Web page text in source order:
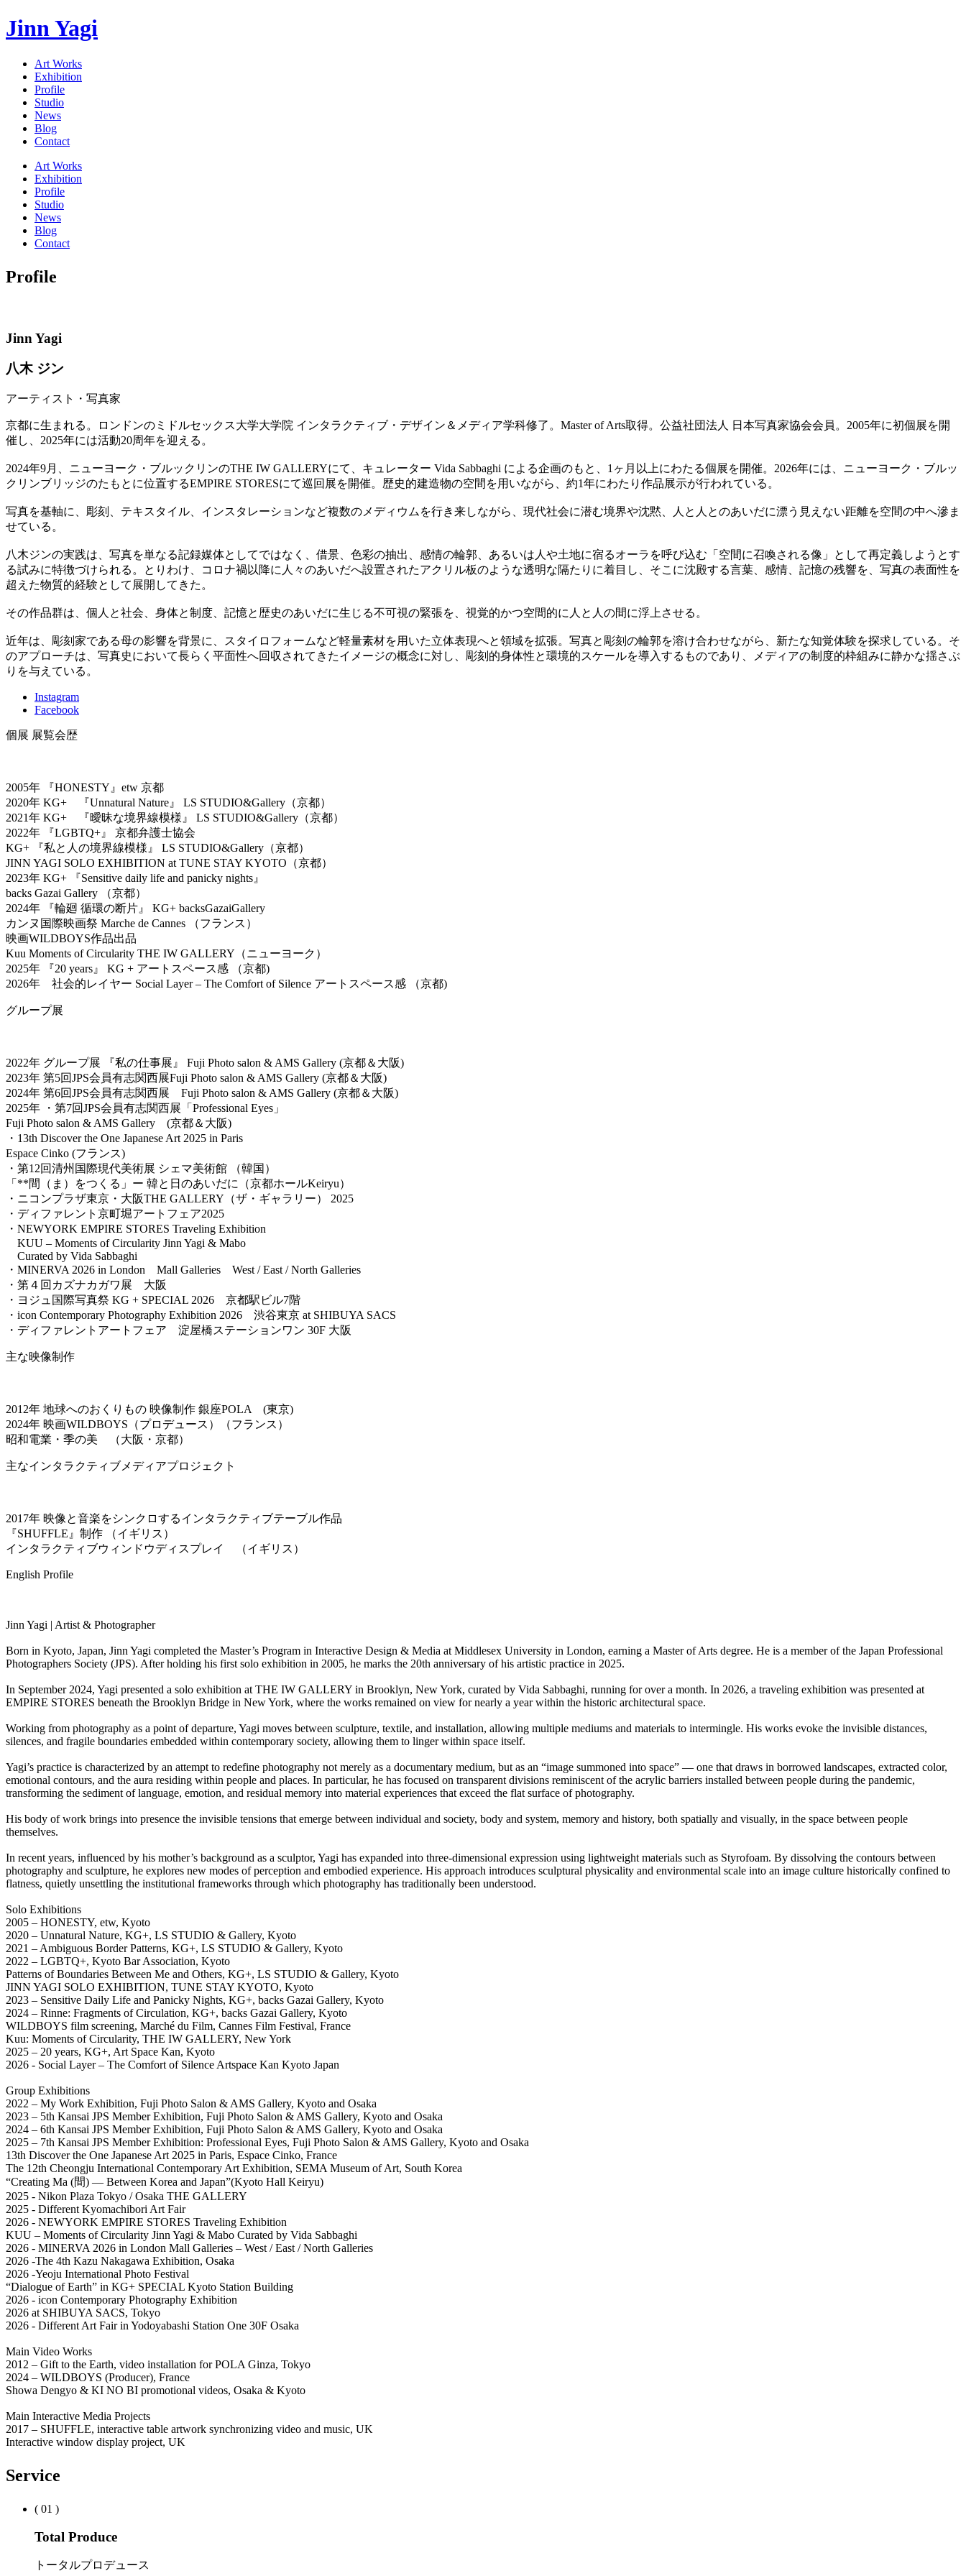
Jinn Yagi
Art Works
Exhibition
Profile
Studio
News
Blog
Contact
Art Works
Exhibition
Profile
Studio
News
Blog
Contact
Profile
Jinn Yagi
八木 ジン
アーティスト・写真家
京都に生まれる。ロンドンのミドルセックス大学大学院 インタラクティブ・デザイン＆メディア学科修了。Master of Arts取得。公益社団法人 日本写真家協会会員。2005年に初個展を開
催し、2025年には活動20周年を迎える。
2024年9月、ニューヨーク・ブルックリンのTHE IW GALLERYにて、キュレーター Vida Sabbaghi による企画のもと、1ヶ月以上にわたる個展を開催。2026年には、ニューヨーク・ブルッ
クリンブリッジのたもとに位置するEMPIRE STORESにて巡回展を開催。歴史的建造物の空間を用いながら、約1年にわたり作品展示が行われている。
写真を基軸に、彫刻、テキスタイル、インスタレーションなど複数のメディウムを行き来しながら、現代社会に潜む境界や沈黙、人と人とのあいだに漂う見えない距離を空間の中へ滲ま
せている。
八木ジンの実践は、写真を単なる記録媒体としてではなく、借景、色彩の抽出、感情の輪郭、あるいは人や土地に宿るオーラを呼び込む「空間に召喚される像」として再定義しようとす
る試みに特徴づけられる。とりわけ、コロナ禍以降に人々のあいだへ設置されたアクリル板のような透明な隔たりに着目し、そこに沈殿する言葉、感情、記憶の残響を、写真の表面性を
超えた物質的経験として展開してきた。
その作品群は、個人と社会、身体と制度、記憶と歴史のあいだに生じる不可視の緊張を、視覚的かつ空間的に人と人の間に浮上させる。
近年は、彫刻家である母の影響を背景に、スタイロフォームなど軽量素材を用いた立体表現へと領域を拡張。写真と彫刻の輪郭を溶け合わせながら、新たな知覚体験を探求している。そ
のアプローチは、写真史において長らく平面性へ回収されてきたイメージの概念に対し、彫刻的身体性と環境的スケールを導入するものであり、メディアの制度的枠組みに静かな揺さぶ
りを与えている。
Instagram
Facebook
個展 展覧会歴
2005年 『HONESTY』etw 京都
2020年 KG+ 『Unnatural Nature』 LS STUDIO&Gallery（京都）
2021年 KG+ 『曖昧な境界線模様』 LS STUDIO&Gallery（京都）
2022年 『LGBTQ+』 京都弁護士協会
KG+ 『私と人の境界線模様』 LS STUDIO&Gallery（京都）
JINN YAGI SOLO EXHIBITION at TUNE STAY KYOTO（京都）
2023年 KG+ 『Sensitive daily life and panicky nights』
backs Gazai Gallery （京都）
2024年 『輪廻 循環の断片』 KG+ backsGazaiGallery
カンヌ国際映画祭 Marche de Cannes （フランス）
映画WILDBOYS作品出品
Kuu Moments of Circularity THE IW GALLERY（ニューヨーク）
2025年 『20 years』 KG + アートスペース感 （京都)
2026年 社会的レイヤー Social Layer – The Comfort of Silence アートスペース感 （京都)
グループ展
2022年 グループ展 『私の仕事展』 Fuji Photo salon & AMS Gallery (京都＆大阪)
2023年 第5回JPS会員有志関西展Fuji Photo salon & AMS Gallery (京都＆大阪)
2024年 第6回JPS会員有志関西展 Fuji Photo salon & AMS Gallery (京都＆大阪)
2025年 ・第7回JPS会員有志関西展「Professional Eyes」
Fuji Photo salon & AMS Gallery (京都＆大阪)
・13th Discover the One Japanese Art 2025 in Paris
Espace Cinko (フランス)
・第12回清州国際現代美術展 シェマ美術館 （韓国）
「**間（ま）をつくる」ー 韓と日のあいだに（京都ホールKeiryu）
・ニコンプラザ東京・大阪THE GALLERY（ザ・ギャラリー） 2025
・ディファレント京町堀アートフェア2025
・NEWYORK EMPIRE STORES Traveling Exhibition
KUU – Moments of Circularity Jinn Yagi & Mabo
Curated by Vida Sabbaghi
・MINERVA 2026 in London Mall Galleries West / East / North Galleries
・第４回カズナカガワ展 大阪
・ヨジュ国際写真祭 KG + SPECIAL 2026 京都駅ビル7階
・icon Contemporary Photography Exhibition 2026 渋谷東京 at SHIBUYA SACS
・ディファレントアートフェア 淀屋橋ステーションワン 30F 大阪
主な映像制作
2012年 地球へのおくりもの 映像制作 銀座POLA (東京)
2024年 映画WILDBOYS（プロデュース）（フランス）
昭和電業・季の美 （大阪・京都）
主なインタラクティブメディアプロジェクト
2017年 映像と音楽をシンクロするインタラクティブテーブル作品
『SHUFFLE』制作 （イギリス）
インタラクティブウィンドウディスプレイ （イギリス）
English Profile
Jinn Yagi | Artist & Photographer
Born in Kyoto, Japan, Jinn Yagi completed the Master’s Program in Interactive Design & Media at Middlesex University in London, earning a Master of Arts degree. He is a member of the Japan Professional
Photographers Society (JPS). After holding his first solo exhibition in 2005, he marks the 20th anniversary of his artistic practice in 2025.
In September 2024, Yagi presented a solo exhibition at THE IW GALLERY in Brooklyn, New York, curated by Vida Sabbaghi, running for over a month. In 2026, a traveling exhibition was presented at
EMPIRE STORES beneath the Brooklyn Bridge in New York, where the works remained on view for nearly a year within the historic architectural space.
Working from photography as a point of departure, Yagi moves between sculpture, textile, and installation, allowing multiple mediums and materials to intermingle. His works evoke the invisible distances,
silences, and fragile boundaries embedded within contemporary society, allowing them to linger within space itself.
Yagi’s practice is characterized by an attempt to redefine photography not merely as a documentary medium, but as an “image summoned into space” — one that draws in borrowed landscapes, extracted color,
emotional contours, and the aura residing within people and places. In particular, he has focused on transparent divisions reminiscent of the acrylic barriers installed between people during the pandemic,
transforming the sediment of language, emotion, and residual memory into material experiences that exceed the flat surface of photography.
His body of work brings into presence the invisible tensions that emerge between individual and society, body and system, memory and history, both spatially and visually, in the space between people
themselves.
In recent years, influenced by his mother’s background as a sculptor, Yagi has expanded into three-dimensional expression using lightweight materials such as Styrofoam. By dissolving the contours between
photography and sculpture, he explores new modes of perception and embodied experience. His approach introduces sculptural physicality and environmental scale into an image culture historically confined to
flatness, quietly unsettling the institutional frameworks through which photography has traditionally been understood.
Solo Exhibitions
2005 – HONESTY, etw, Kyoto
2020 – Unnatural Nature, KG+, LS STUDIO & Gallery, Kyoto
2021 – Ambiguous Border Patterns, KG+, LS STUDIO & Gallery, Kyoto
2022 – LGBTQ+, Kyoto Bar Association, Kyoto
Patterns of Boundaries Between Me and Others, KG+, LS STUDIO & Gallery, Kyoto
JINN YAGI SOLO EXHIBITION, TUNE STAY KYOTO, Kyoto
2023 – Sensitive Daily Life and Panicky Nights, KG+, backs Gazai Gallery, Kyoto
2024 – Rinne: Fragments of Circulation, KG+, backs Gazai Gallery, Kyoto
WILDBOYS film screening, Marché du Film, Cannes Film Festival, France
Kuu: Moments of Circularity, THE IW GALLERY, New York
2025 – 20 years, KG+, Art Space Kan, Kyoto
2026 - Social Layer – The Comfort of Silence Artspace Kan Kyoto Japan
Group Exhibitions
2022 – My Work Exhibition, Fuji Photo Salon & AMS Gallery, Kyoto and Osaka
2023 – 5th Kansai JPS Member Exhibition, Fuji Photo Salon & AMS Gallery, Kyoto and Osaka
2024 – 6th Kansai JPS Member Exhibition, Fuji Photo Salon & AMS Gallery, Kyoto and Osaka
2025 – 7th Kansai JPS Member Exhibition: Professional Eyes, Fuji Photo Salon & AMS Gallery, Kyoto and Osaka
13th Discover the One Japanese Art 2025 in Paris, Espace Cinko, France
The 12th Cheongju International Contemporary Art Exhibition, SEMA Museum of Art, South Korea
“Creating Ma (間) — Between Korea and Japan”(Kyoto Hall Keiryu)
2025 - Nikon Plaza Tokyo / Osaka THE GALLERY
2025 - Different Kyomachibori Art Fair
2026 - NEWYORK EMPIRE STORES Traveling Exhibition
KUU – Moments of Circularity Jinn Yagi & Mabo Curated by Vida Sabbaghi
2026 - MINERVA 2026 in London Mall Galleries – West / East / North Galleries
2026 -The 4th Kazu Nakagawa Exhibition, Osaka
2026 -Yeoju International Photo Festival
“Dialogue of Earth” in KG+ SPECIAL Kyoto Station Building
2026 - icon Contemporary Photography Exhibition
2026 at SHIBUYA SACS, Tokyo
2026 - Different Art Fair in Yodoyabashi Station One 30F Osaka
Main Video Works
2012 – Gift to the Earth, video installation for POLA Ginza, Tokyo
2024 – WILDBOYS (Producer), France
Showa Dengyo & KI NO BI promotional videos, Osaka & Kyoto
Main Interactive Media Projects
2017 – SHUFFLE, interactive table artwork synchronizing video and music, UK
Interactive window display project, UK
Service
( 01 )
Total Produce
トータルプロデュース